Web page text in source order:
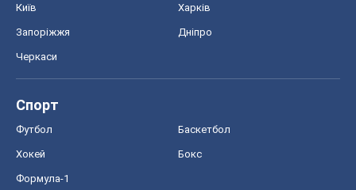
Київ Харків
Запоріжжя Дніпро
Черкаси
Спорт
Футбол Баскетбол
Хокей Бокс
Формула-1